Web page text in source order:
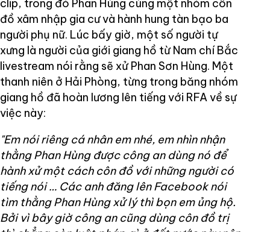
clip, trong đó Phan Hùng cùng một nhóm côn
đồ xâm nhập gia cư và hành hung tàn bạo ba
người phụ nữ. Lúc bấy giờ, một số người tự
xưng là người của giới giang hồ từ Nam chí Bắc
livestream nói rằng sẽ xử Phan Sơn Hùng. Một
thanh niên ở Hải Phòng, từng trong băng nhóm
giang hồ đã hoàn lương lên tiếng với RFA về sự
việc này:
"Em nói riêng cá nhân em nhé, em nhìn nhận
thằng Phan Hùng được công an dùng nó để
hành xử một cách côn đồ với những người có
tiếng nói … Các anh đăng lên Facebook nói
tìm thằng Phan Hùng xử lý thì bọn em ủng hộ.
Bởi vì bây giờ công an cũng dùng côn đồ trị